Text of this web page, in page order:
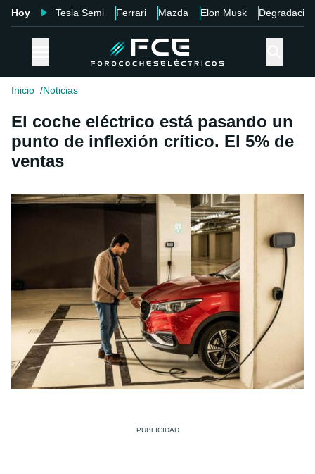
Hoy Tesla Semi Ferrari Mazda Elon Musk Degradación
Inicio Noticias
El coche eléctrico está pasando un
punto de inflexión crítico. El 5% de
ventas